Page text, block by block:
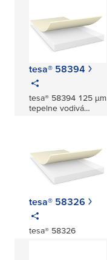
tesa® 58394
tesa® 58394 125 µm
tepelne vodivá
tesa® 58326
tesa® 58326